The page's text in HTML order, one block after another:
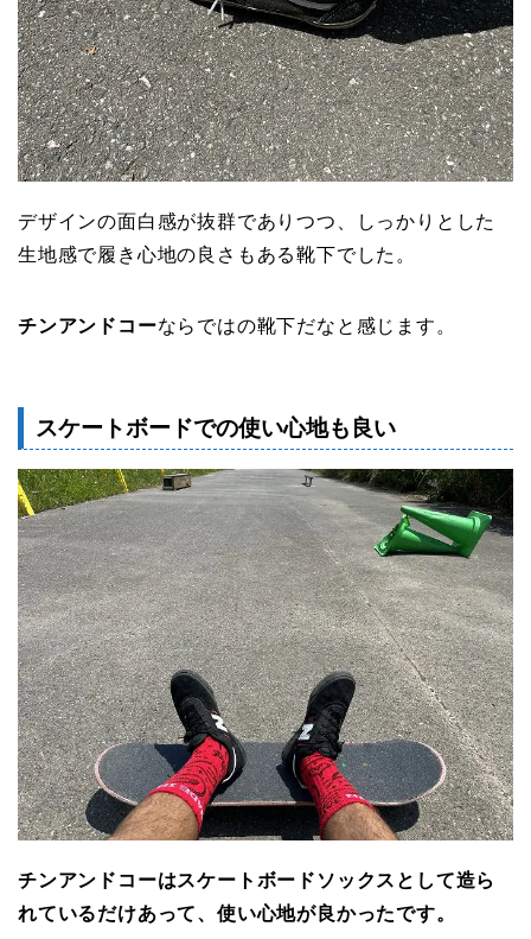
デザインの面白感が抜群でありつつ、しっかりとした
生地感で履き心地の良さもある靴下でした。
チンアンドコーならではの靴下だなと感じます。
スケートボードでの使い心地も良い
チンアンドコーはスケートボードソックスとして造ら
れているだけあって、使い心地が良かったです。